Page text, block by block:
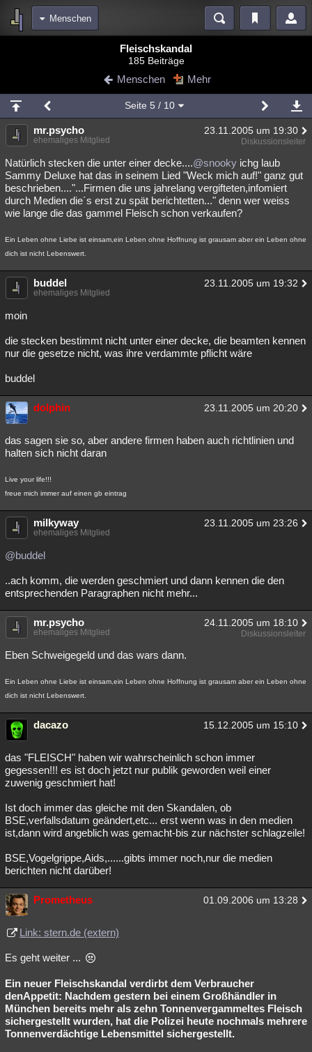
Menschen
Blogs Videos
Chat Wiki Neuigkeiten
meine Rubriken
Menschen Wissenschaft Mystery Kriminalfälle
Spiritualität Verschwörungen Technologie Ufologie
Natur Umfragen Unterhaltung
weitere Rubriken
Astronomie Helpdesk
Musik Clash Allmystery English
Lesenswert Schlüsselwörter
Fleischskandal
185 Beiträge
Menschen Mehr
Seite 5 / 10
mr.psycho 23.11.2005 um 19:30
ehemaliges Mitglied Diskussionsleiter
Natürlich stecken die unter einer decke....@snooky ichg laub
Sammy Deluxe hat das in seinem Lied "Weck mich auf!" ganz gut
beschrieben...."...Firmen die uns jahrelang vergifteten,infomiert
durch Medien die´s erst zu spät berichtetten..." denn wer weiss
wie lange die das gammel Fleisch schon verkaufen?
Ein Leben ohne Liebe ist einsam,ein Leben ohne Hoffnung ist grausam aber ein Leben ohne
dich ist nicht Lebenswert.
buddel 23.11.2005 um 19:32
ehemaliges Mitglied
moin
die stecken bestimmt nicht unter einer decke, die beamten kennen
nur die gesetze nicht, was ihre verdammte pflicht wäre
buddel
dolphin 23.11.2005 um 20:20
das sagen sie so, aber andere firmen haben auch richtlinien und
halten sich nicht daran
Live your life!!!
freue mich immer auf einen gb eintrag
milkyway 23.11.2005 um 23:26
ehemaliges Mitglied
@buddel
..ach komm, die werden geschmiert und dann kennen die den
entsprechenden Paragraphen nicht mehr...
mr.psycho 24.11.2005 um 18:10
ehemaliges Mitglied Diskussionsleiter
Eben Schweigegeld und das wars dann.
Ein Leben ohne Liebe ist einsam,ein Leben ohne Hoffnung ist grausam aber ein Leben ohne
dich ist nicht Lebenswert.
dacazo 15.12.2005 um 15:10
das "FLEISCH" haben wir wahrscheinlich schon immer
gegessen!!! es ist doch jetzt nur publik geworden weil einer
zuwenig geschmiert hat!
Ist doch immer das gleiche mit den Skandalen, ob
BSE,verfallsdatum geändert,etc... erst wenn was in den medien
ist,dann wird angeblich was gemacht-bis zur nächster schlagzeile!
BSE,Vogelgrippe,Aids,......gibts immer noch,nur die medien
berichten nicht darüber!
Prometheus 01.09.2006 um 13:28
Link: stern.de (extern)
Es geht weiter ...
Ein neuer Fleischskandal verdirbt dem Verbraucher
denAppetit: Nachdem gestern bei einem Großhändler in
München bereits mehr als zehn Tonnenvergammeltes Fleisch
sichergestellt wurden, hat die Polizei heute nochmals mehrere
Tonnenverdächtige Lebensmittel sichergestellt.